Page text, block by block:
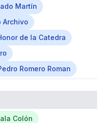
Martín
Archivo
de la Catedra
Romero Roman
Colón